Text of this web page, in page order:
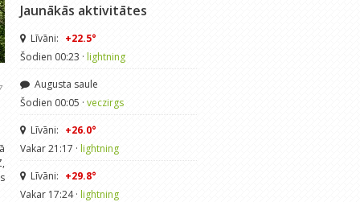
Jaunākās aktivitātes
Līvāni: +22.5°
Šodien 00:23 · lightning
Augusta saule
Šodien 00:05 · veczirgs
Līvāni: +26.0°
Vakar 21:17 · lightning
Līvāni: +29.8°
Vakar 17:24 · lightning